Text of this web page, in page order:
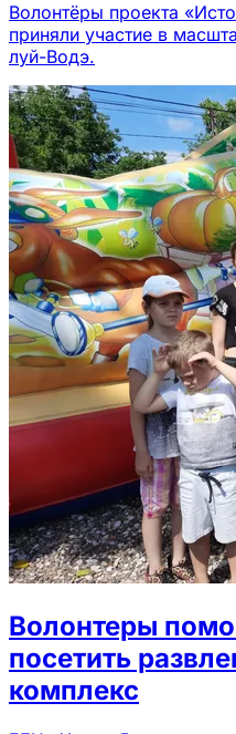
Волонтёры проекта
приняли участие в
луй-Водэ.
Волонтеры
посетить
комплекс